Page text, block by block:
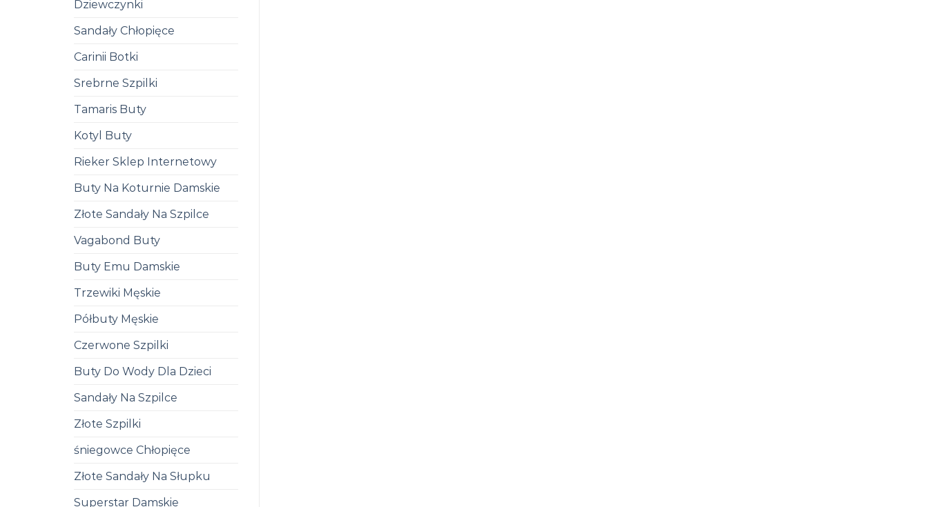
Dziewczynki
Sandały Chłopięce
Carinii Botki
Srebrne Szpilki
Tamaris Buty
Kotyl Buty
Rieker Sklep Internetowy
Buty Na Koturnie Damskie
Złote Sandały Na Szpilce
Vagabond Buty
Buty Emu Damskie
Trzewiki Męskie
Półbuty Męskie
Czerwone Szpilki
Buty Do Wody Dla Dzieci
Sandały Na Szpilce
Złote Szpilki
śniegowce Chłopięce
Złote Sandały Na Słupku
Superstar Damskie